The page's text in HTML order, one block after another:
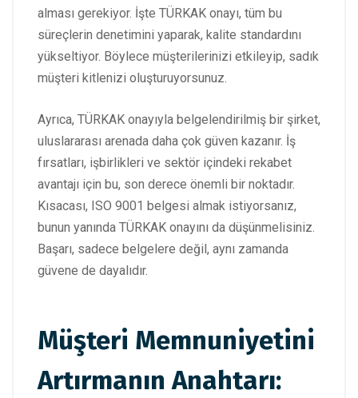
alması gerekiyor. İşte TÜRKAK onayı, tüm bu
süreçlerin denetimini yaparak, kalite standardını
yükseltiyor. Böylece müşterilerinizi etkileyip, sadık
müşteri kitlenizi oluşturuyorsunuz.
Ayrıca, TÜRKAK onayıyla belgelendirilmiş bir şirket,
uluslararası arenada daha çok güven kazanır. İş
fırsatları, işbirlikleri ve sektör içindeki rekabet
avantajı için bu, son derece önemli bir noktadır.
Kısacası, ISO 9001 belgesi almak istiyorsanız,
bunun yanında TÜRKAK onayını da düşünmelisiniz.
Başarı, sadece belgelere değil, aynı zamanda
güvene de dayalıdır.
Müşteri Memnuniyetini
Artırmanın Anahtarı: